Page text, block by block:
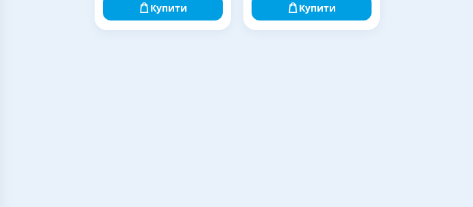
Купити
Купити